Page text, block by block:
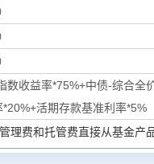
数收益率*75%+中债-综合全
活期存款基准利率*5%
理费和托管费直接从基金产